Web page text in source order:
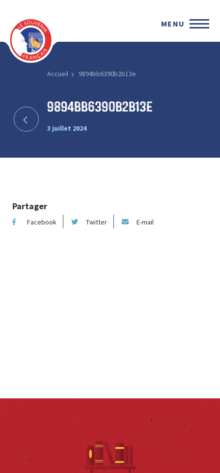
MENU
Accueil 9894bb6390b2b13e
9894bb6390b2b13e
3 juillet 2024
Partager
Facebook Twitter E-mail